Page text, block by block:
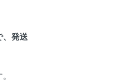
、発送